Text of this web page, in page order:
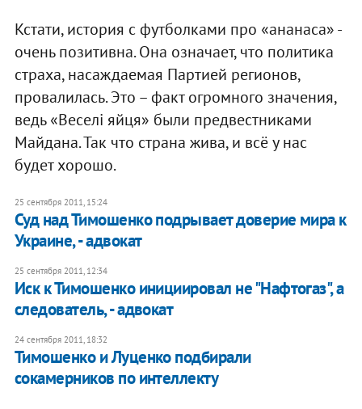
Кстати, история с футболками про «ананаса» -
очень позитивна. Она означает, что политика
страха, насаждаемая Партией регионов,
провалилась. Это – факт огромного значения,
ведь «Веселі яйця» были предвестниками
Майдана. Так что страна жива, и всё у нас
будет хорошо.
25 сентября 2011, 15:24
Суд над Тимошенко подрывает доверие мира к
Украине, - адвокат
25 сентября 2011, 12:34
Иск к Тимошенко инициировал не "Нафтогаз", а
следователь, - адвокат
24 сентября 2011, 18:32
Тимошенко и Луценко подбирали
сокамерников по интеллекту